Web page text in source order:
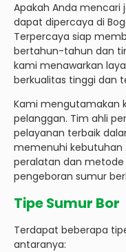
Apakah Anda mencari
dapat dipercaya di
Terpercaya siap
bertahun-tahun dan
kami menawarkan
berkualitas tinggi dan
Kami mengutamakan
pelanggan. Tim ahli
pelayanan terbaik
memenuhi kebutuhan
peralatan dan
pengeboran sumur
Tipe Sumur Bor
Terdapat beberapa
antaranya: